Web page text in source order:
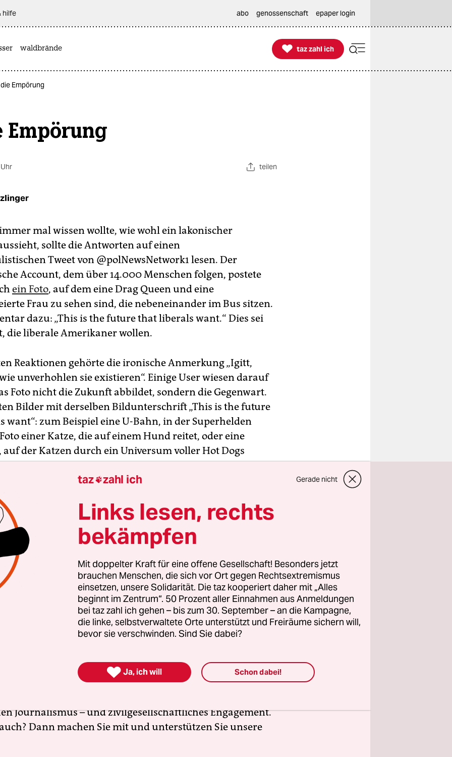
hilfe abo genossenschaft epaper login
waldbrände 
taz zahl ich
taz zahl ich
Empörung
teilen
mal wissen wollte, wie wohl ein lakonischer
sollte die Antworten auf einen
Tweet von @polNewsNetwork1 lesen. Der
Account, dem über 14.000 Menschen folgen, postete
ein Foto, auf dem eine Drag Queen und eine
Frau zu sehen sind, die nebeneinander im Bus sitzen.
dazu: „This is the future that liberals want.“ Dies sei
die liberale Amerikaner wollen.
Reaktionen gehörte die ironische Anmerkung „Igitt,
unverhohlen sie existieren“. Einige User wiesen darauf
Foto nicht die Zukunft abbildet, sondern die Gegenwart.
Bilder mit derselben Bildunterschrift „This is the future
want“: zum Beispiel eine U-Bahn, in der Superhelden
einer Katze, die auf einem Hund reitet, oder eine
auf der Katzen durch ein Universum voller Hot Dogs
Antwort auf den Tweet aber war ein pragmatisches „Ja,
Zukunft, die Liberale wollen“. Manchmal ganz schön, wenn
fehlt.
stärken
Erfolg der AfD bei den kommenden Landtagswahlen
rechtsextreme Kräfte inzwischen geworden sind.
braucht es Zusammenhalt und Solidarität. Auch und vor
Menschen, die sich vor Ort für eine starke
Zentrum". Die Kampagne unterstützt bundesweit linke,
Orte und baut einen solidarischen Fonds für deren
Journalismus – und zivilgesellschaftliches Engagement.
Dann machen Sie mit und unterstützen Sie unsere
taz zahl ich Gerade nicht
Links lesen, rechts
bekämpfen
Mit doppelter Kraft für eine offene Gesellschaft! Besonders jetzt
brauchen Menschen, die sich vor Ort gegen Rechtsextremismus
einsetzen, unsere Solidarität. Die taz kooperiert daher mit „Alles
beginnt im Zentrum“. 50 Prozent aller Einnahmen aus Anmeldungen
bei taz zahl ich gehen – bis zum 30. September – an die Kampagne,
die linke, selbstverwaltete Orte unterstützt und Freiräume sichern will,
bevor sie verschwinden. Sind Sie dabei?
 Ja, ich will Schon dabei!